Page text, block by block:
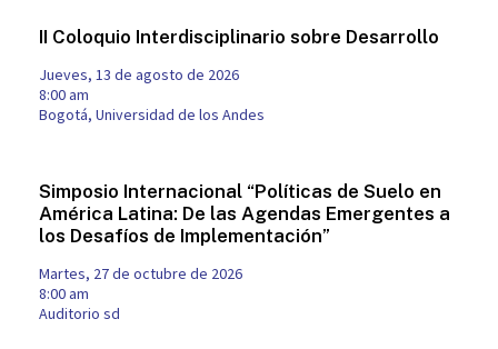
II Coloquio Interdisciplinario sobre Desarrollo
jueves, 13 de agosto de 2026
8:00 am
Bogotá, Universidad de los Andes
Simposio Internacional “Políticas de Suelo en
América Latina: De las Agendas Emergentes a
los Desafíos de Implementación”
martes, 27 de octubre de 2026
8:00 am
Auditorio sd